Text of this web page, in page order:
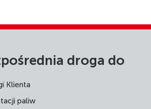
droga do
Klienta
paliw